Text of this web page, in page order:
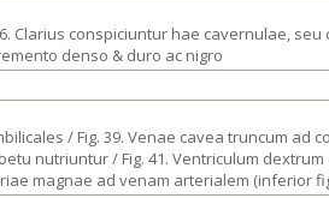
Clarius conspiciuntur hae cavernulae, seu
denso & duro ac nigro
/ Fig. 39. Venae cavea truncum ad
nutriuntur / Fig. 41. Ventriculum
magnae ad venam arterialem (inferior